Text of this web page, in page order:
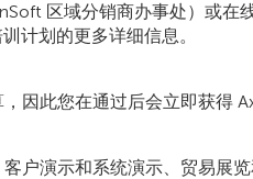
区域分销商办事处）或在
计划的更多详细信息。
因此您在通过后会立即获得
户演示和系统演示、贸易展